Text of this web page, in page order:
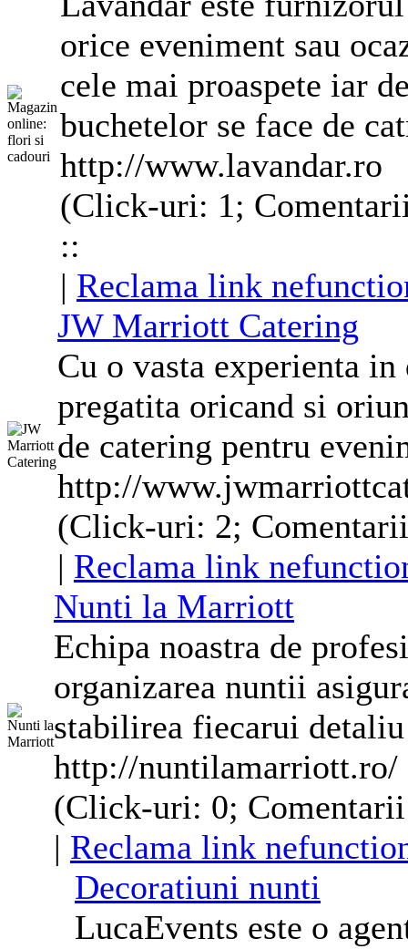
orice eveniment sau
cele mai proaspete iar
buchetelor se face de
http://www.lavandar.ro
(Click-uri: 1;
::
| Reclama link
JW Marriott Catering
Cu o vasta experienta
pregatita oricand si
de catering pentru
http://
(Click-uri: 2;
| Reclama link
Nunti la Marriott
Echipa noastra de
organizarea nuntii
stabilirea fiecarui
http://nuntilamarriott.ro/
(Click-uri: 0;
| Reclama link
Decoratiuni nunti
LucaEvents este o